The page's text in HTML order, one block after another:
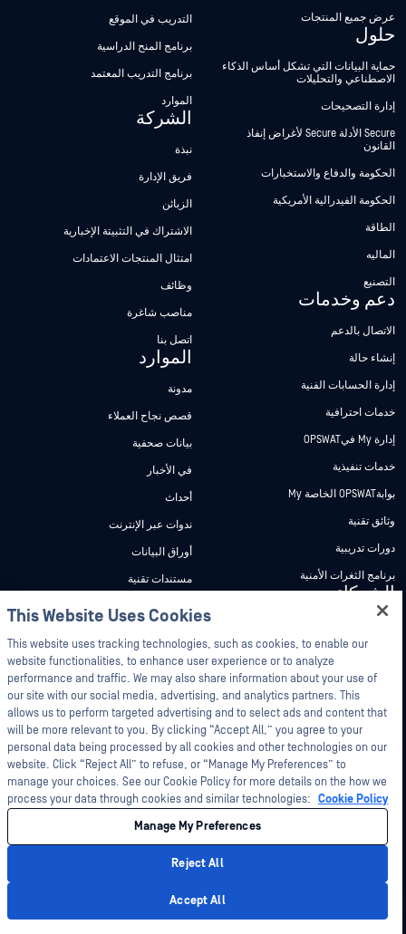
عرض جميع المنتجات
حلول
حماية البيانات التي تشكل أساس الذكاء
الاصطناعي والتحليلات
إدارة التصحيحات
Secure الأدلة Secure لأغراض إنفاذ
القانون
الحكومة والدفاع والاستخبارات
الحكومة الفيدرالية الأمريكية
الطاقة
الماليه
التصنيع
دعم وخدمات
الاتصال بالدعم
إنشاء حالة
إدارة الحسابات الفنية
خدمات احترافية
إدارة My فيOPSWAT
خدمات تنفيذية
بوابةOPSWAT الخاصة My
وثائق تقنية
دورات تدريبية
برنامج الثغرات الأمنية
الشركاء
برنامج شركاء القنوات
التدريب في الموقع
برنامج المنح الدراسية
برنامج التدريب المعتمد
الموارد
الشركة
نبذة
فريق الإدارة
الزبائن
الاشتراك في التثبيتة الإخبارية
امتثال المنتجات الاعتمادات
وظائف
مناصب شاغرة
اتصل بنا
الموارد
مدونة
قصص نجاح العملاء
بيانات صحفية
في الأخبار
أحداث
ندوات عبر الإنترنت
أوراق البيانات
مستندات تقنية
أدوات مجانية
MetaAccess OPSWAT و Trust no File. Trust No Device. و OPSWAT و Protecting the
World's Critical Infrastructure و Deep CDR™ Technology و InQuest وشعار InQuest و
DFI و RetroHunt و Deep File Inspection و Join the Hunt هي علامات تجارية مملوكة
القانون سياسة الخصوصية إدارة تفضيلات ملفات تعريف الارتباط
خيارات
الخصوصية الخاصة بك في كاليفورنيا
This Website Uses Cookies
This website uses tracking technologies, such as cookies, to enable our
website functionalities, to enhance user experience or to analyze
performance and traffic. We may also share information about your use of
our site with our social media, advertising, and analytics partners. This
allows us to perform targeted advertising and to select ads and content that
will be more relevant to you. By clicking “Accept All,” you agree to your
personal data being processed by all cookies and other technologies on our
website. Click “Reject All” to refuse, or “Manage My Preferences” to
manage your choices. See our Cookie Policy for more details on the how we
process your data through cookies and similar technologies:
Cookie Policy
Manage My Preferences
Reject All
Accept All
Hey there!
I'm Ozzy, your OPSWAT virtual assistant.
How can I help you secure what's critical
today?